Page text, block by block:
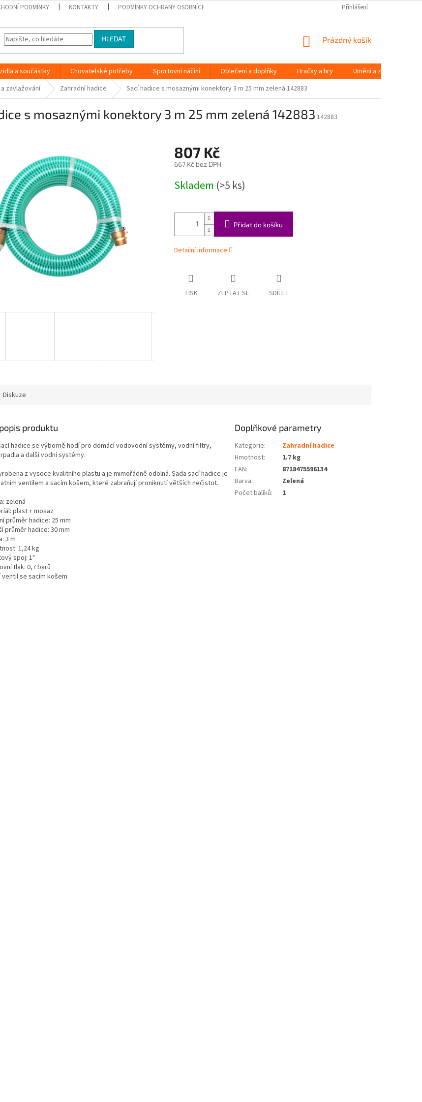
PODMÍNKY KONTAKTY PODMÍNKY OCHRANY OSOBNÍCH ÚDAJŮ Přihlášení
HLEDAT
NÁKUPNÍ
Prázdný košík
a součástky Chovatelské potřeby Sportovní náčiní Oblečení a doplňky Hračky a hry Umění a zábava
zavlažování Zahradní hadice Sací hadice s mosaznými konektory 3 m 25 mm zelená 142883
s mosaznými konektory 3 m 25 mm zelená 142883 142883
807 Kč
667 Kč bez DPH
cena:
Skladem (>5 ks)
Přidat do košíku
Detailní informace
TISK ZEPTAT SE SDÍLET
Diskuze
produktu
hadice se výborně hodí pro domácí vodovodní systémy, vodní filtry,
a další vodní systémy.
z vysoce kvalitního plastu a je mimořádně odolná. Sada sací hadice je
ventilem a sacím košem, které zabraňují proniknutí větších nečistot.
zelená
plast + mosaz
průměr hadice: 25 mm
průměr hadice: 30 mm
3 m
1,24 kg
spoj: 1"
tlak: 0,7 barů
ventil se sacím košem
Doplňkové parametry
Kategorie:
Zahradní hadice
Hmotnost:
1.7 kg
EAN:
8718475596134
Barva:
Zelená
Počet balíků: 1